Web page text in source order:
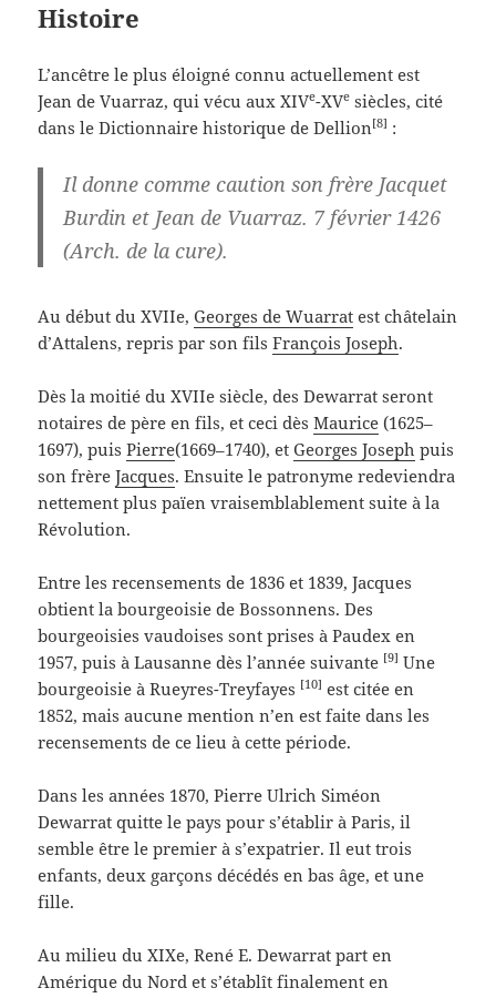
Histoire
L’ancêtre le plus éloigné connu actuellement est
Jean de Vuarraz, qui vécu aux XIVe-XVe siècles, cité
dans le Dictionnaire historique de Dellion[8] :
Il donne comme caution son frère Jacquet
Burdin et Jean de Vuarraz. 7 février 1426
(Arch. de la cure).
Au début du XVIIe,Georges de Wuarrat est châtelain
d’Attalens, repris par son filsFrançois Joseph.
Dès la moitié du XVIIe siècle, des Dewarrat seront
notaires de père en fils, et ceci dèsMaurice (1625–
1697), puisPierre(1669–1740), etGeorges Joseph puis
son frèreJacques. Ensuite le patronyme redeviendra
nettement plus païen vraisemblablement suite à la
Révolution.
Entre les recensements de 1836 et 1839, Jacques
obtient la bourgeoisie de Bossonnens. Des
bourgeoisies vaudoises sont prises à Paudex en
1957, puis à Lausanne dès l’année suivante [9] Une
bourgeoisie à Rueyres-Treyfayes [10] est citée en
1852, mais aucune mention n’en est faite dans les
recensements de ce lieu à cette période.
Dans les années 1870, Pierre Ulrich Siméon
Dewarrat quitte le pays pour s’établir à Paris, il
semble être le premier à s’expatrier. Il eut trois
enfants, deux garçons décédés en bas âge, et une
fille.
Au milieu du XIXe, René E. Dewarrat part en
Amérique du Nord et s’établît finalement en